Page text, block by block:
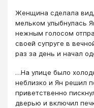
Женщина сделала вид,
мельком улыбнулась
нежным голосом
своей супруге в
раз за день и начал
…На улице было
неблизко и Ян решил
приветственно
дверью и включил